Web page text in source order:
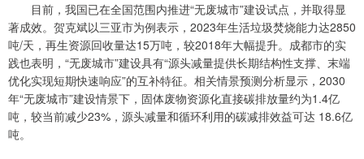
目前，我国已在全国范围内推进“无废城市”建设试点，并取得显
著成效。贺克斌以三亚市为例表示，2023年生活垃圾焚烧能力达2850
吨/天，再生资源回收量达15万吨，较2018年大幅提升。成都市的实
践也表明，“无废城市”建设具有“源头减量提供长期结构性支撑、末端
优化实现短期快速响应”的互补特征。相关情景预测分析显示，2030
年“无废城市”建设情景下，固体废物资源化直接碳排放量约为1.4亿
吨，较当前减少23%，源头减量和循环利用的碳减排效益可达 18.6亿
吨。